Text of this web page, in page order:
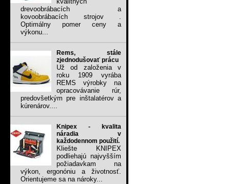
drevoobrábacích a
kovoobrábacích strojov .
Optimálny pomer ceny a
výkonu...
Rems, stále
zjednodušovať prácu
Už od založenia v
roku 1909 vyrába
REMS výrobky na
opracovávanie rúr,
predovšetkým pre inštalatérov a
kúrenárov....
Knipex - kvalita
náradia v
každodennom použití.
Kliešte KNIPEX
podliehajú najvyšším
požiadavkam na
výkon, ergonóniu a životnosť.
Orientujeme sa na nároky...